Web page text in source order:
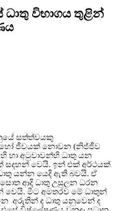
ධාතු විභාගය තුළින්
සත්ත්වයකු
ජීවයක් නොවන (නිජ්ජීව
හා අටුවාවන්හි ධාතු යන
සදහන් වෙයි. ඉන් එක් අර්ථයක්
යන්න යෙදි ඇති බවයි. ඒ
ආදි ධාතු උසුලන ධරන
වෙයි. මීට අමතරව මේ ධාතුන්
අරුතින් ද ධාතු යනුවෙන් ද